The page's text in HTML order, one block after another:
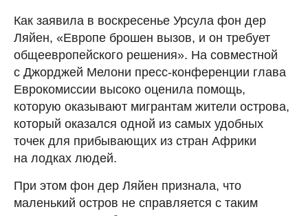
Как заявила в воскресенье Урсула фон дер
Ляйен, «Европе брошен вызов, и он требует
общеевропейского решения». На совместной
с Джорджей Мелони пресс-конференции глава
Еврокомиссии высоко оценила помощь,
которую оказывают мигрантам жители острова,
который оказался одной из самых удобных
точек для прибывающих из стран Африки
на лодках людей.
При этом фон дер Ляйен признала, что
маленький остров не справляется с таким